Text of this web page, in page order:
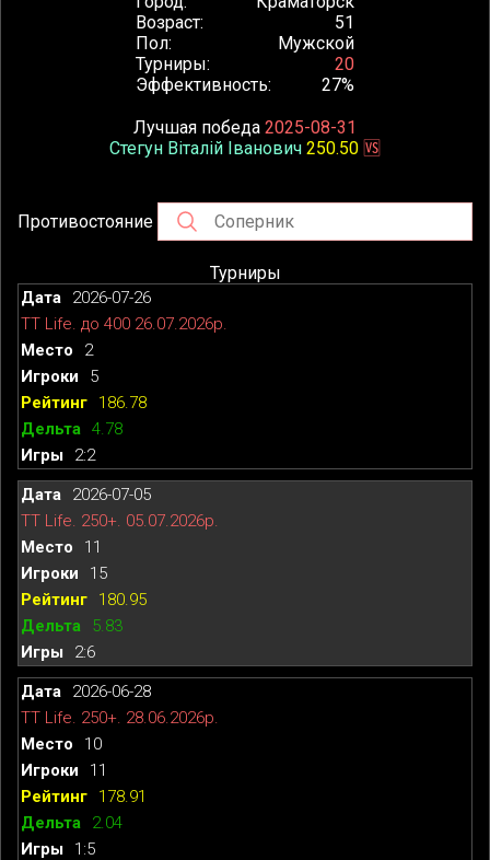
Возраст
51
Пол
Мужской
Турниры
20
Эффективность
27%
Лучшая победа 2025-08-31
Стегун Віталій Іванович 250.50 🆚
Противостояние
Турниры
2026-07-26
TT Life. до 400 26.07.2026р.
2
5
186.78
4.78
2:2
2026-07-05
TT Life. 250+. 05.07.2026р.
11
15
180.95
5.83
2:6
2026-06-28
TT Life. 250+. 28.06.2026р.
10
11
178.91
2.04
1:5